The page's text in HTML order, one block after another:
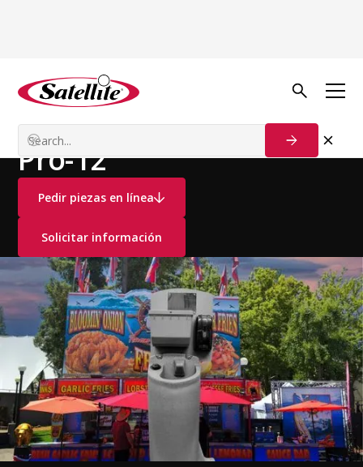
Ver todos los productos
Estaciones de lavado de manos Estaciones en la Nidad
Pro-12
Pedir piezas en línea
Solicitar información